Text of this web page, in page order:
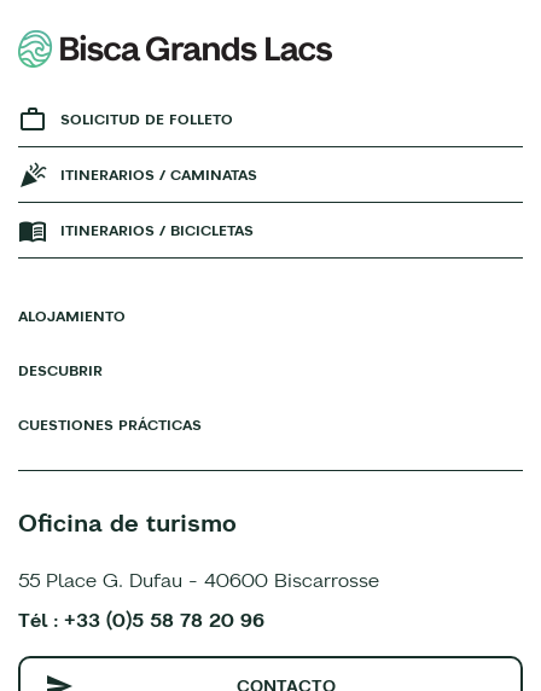
SOLICITUD DE FOLLETO
ITINERARIOS / CAMINATAS
ITINERARIOS / BICICLETAS
ALOJAMIENTO
DESCUBRIR
CUESTIONES PRÁCTICAS
Oficina de turismo
55 Place G. Dufau - 40600 Biscarrosse
Tél : +33 (0)5 58 78 20 96
CONTACTO